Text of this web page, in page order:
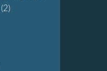
(2)